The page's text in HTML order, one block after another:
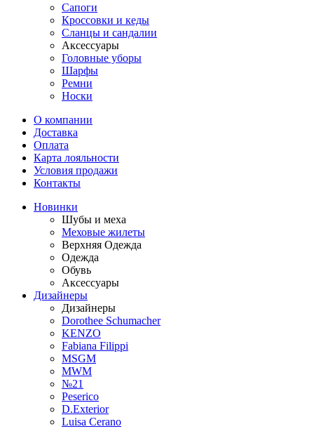
Сапоги
Кроссовки и кеды
Сланцы и сандалии
Аксессуары
Головные уборы
Шарфы
Ремни
Носки
О компании
Доставка
Оплата
Карта лояльности
Условия продажи
Контакты
Новинки
Шубы и меха
Меховые жилеты
Верхняя Одежда
Одежда
Обувь
Аксессуары
Дизайнеры
Дизайнеры
Dorothee Schumacher
KENZO
Fabiana Filippi
MSGM
MWM
№21
Peserico
D.Exterior
Luisa Cerano